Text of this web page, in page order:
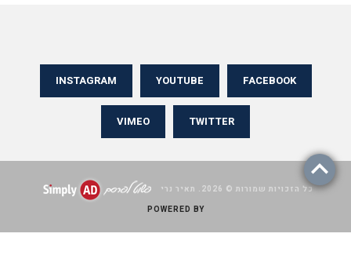
FACEBOOK
YOUTUBE
INSTAGRAM
TWITTER
VIMEO
כל הזכויות שמורות © 2026. תאיר נרי
POWERED BY